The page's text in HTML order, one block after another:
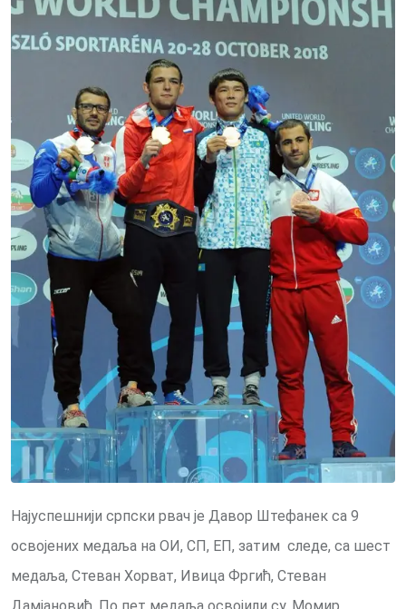
Најуспешнији српски рвач је Давор Штефанек са 9
освојених медаља на ОИ, СП, ЕП, затим следе, са шест
медаља, Стеван Хорват, Ивица Фргић, Стеван